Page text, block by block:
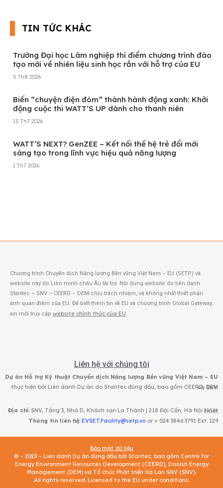
TIN TỨC KHÁC
Trường Đại học Lâm nghiệp thí điểm chương trình đào
tạo mới về nhiên liệu sinh học rắn với hỗ trợ của EU
5 Th8 2026
Biến “chuyện điện đóm” thành hành động xanh: Khởi
động cuộc thi WATT’S UP dành cho thanh niên
15 Th7 2026
WATT’S NEXT? GenZEE – Kết nối thế hệ trẻ đổi mới
sáng tạo trong lĩnh vực hiệu quả năng lượng
1 Th7 2026
Chương trình Chuyển dịch Năng lượng Bền vững Việt Nam – EU (SETP) và
website này do Liên minh châu Âu tài trợ. Nội dung website do liên danh
Stantec – SNV – CEERD – DEM chịu trách nhiệm, và không nhất thiết phản
ánh quan điểm của EU. Để biết thêm tin về EU và chương trình Global Gateway,
xin mời truy cập website chính thức của EU.
Liên hệ với chúng tôi
Dự án Hỗ trợ Kỹ thuật Chuyển dịch Năng lượng Bền vững Việt Nam – EU
thực hiện bởi Liên danh Dự án do Stantec đứng đầu, bao gồm CEERD, DEM và SNV.
Địa chỉ
: SNV, Tầng 3, Nhà D, Khách sạn La Thành | 218 Đội Cấn, Hà Nội | Việt Nam
Thông tin liên hệ: EVSET.Facility@setp.vn or + 024 3846 3791 Ext. 129
Bảo mật dữ liệu
© – 2023 – Liên danh Dự án đứng đầu bởi Stantec, bao gồm Centre for
Energy Environment Resources Development (CEERD), Danish Energy
Management (DEM) và Tổ chức Phát triển Hà Lan SNV (SNV).
All rights reserved. Licensed to the EU under conditions.